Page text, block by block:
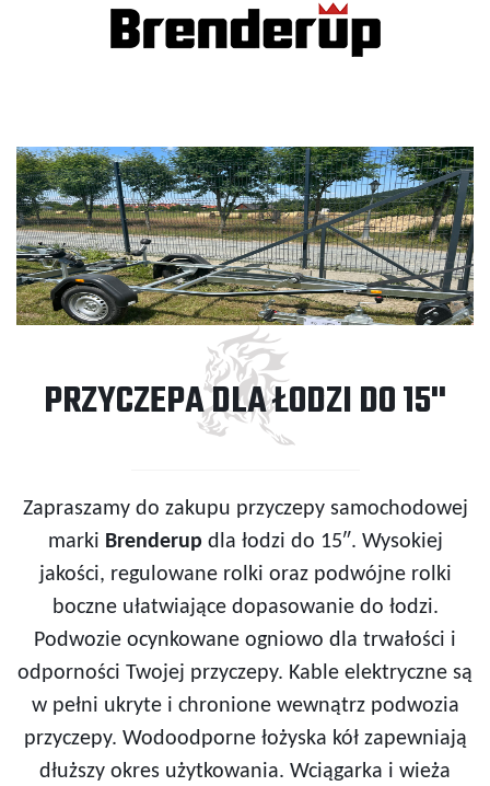
PRZYCZEPA DLA ŁODZI DO 15''
Zapraszamy do zakupu przyczepy samochodowej
marki Brenderup dla łodzi do 15″. Wysokiej
jakości, regulowane rolki oraz podwójne rolki
boczne ułatwiające dopasowanie do łodzi.
Podwozie ocynkowane ogniowo dla trwałości i
odporności Twojej przyczepy. Kable elektryczne są
w pełni ukryte i chronione wewnątrz podwozia
przyczepy. Wodoodporne łożyska kół zapewniają
dłuższy okres użytkowania. Wciągarka i wieża